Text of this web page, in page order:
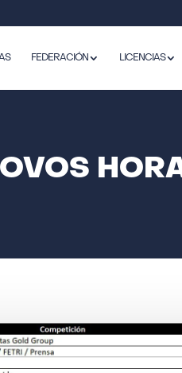
FEDERACIÓN LICENCIAS